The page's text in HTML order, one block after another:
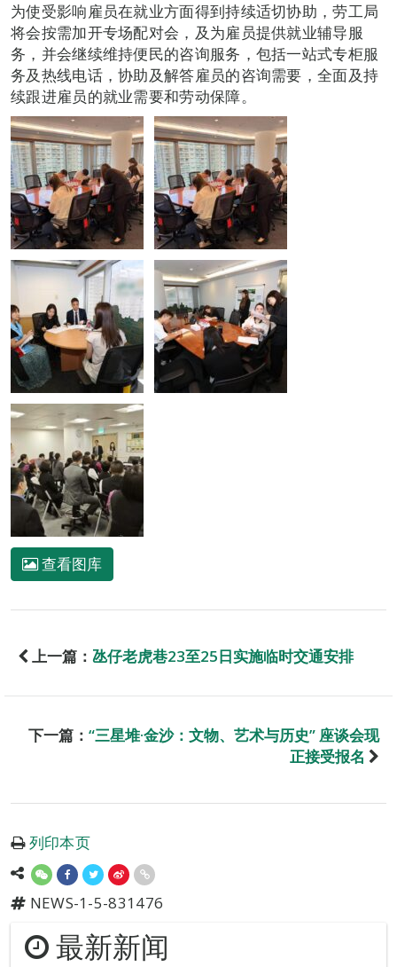
为使受影响雇员在就业方面得到持续适切协助，劳工局
将会按需加开专场配对会，及为雇员提供就业辅导服
务，并会继续维持便民的咨询服务，包括一站式专柜服
务及热线电话，协助及解答雇员的咨询需要，全面及持
续跟进雇员的就业需要和劳动保障。
查看图库
上一篇： 氹仔老虎巷23至25日实施临时交通安排
下一篇： “三星堆·金沙：文物、艺术与历史” 座谈会现
正接受报名
列印本页
NEWS-1-5-831476
最新新闻